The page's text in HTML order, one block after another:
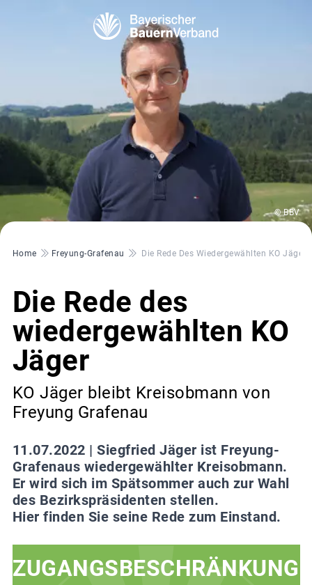
© BBV
Pfadnavigation
Home Freyung-Grafenau Die Rede Des Wiedergewählten KO Jäger
Die Rede des
wiedergewählten KO
Jäger
KO Jäger bleibt Kreisobmann von
Freyung Grafenau
11.07.2022 | Siegfried Jäger ist Freyung-
Grafenaus wiedergewählter Kreisobmann.
Er wird sich im Spätsommer auch zur Wahl
des Bezirkspräsidenten stellen.
Hier finden Sie seine Rede zum Einstand.
ZUGANGSBESCHRÄNKUNG